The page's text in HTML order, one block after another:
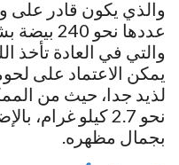
والذي يكون قادر
عددها
والتي في العادة تأخذ
يمكن الاعتماد على
لذيد جدا، حيث من
نحو 2.7 كيلو
بجمال مظهره.